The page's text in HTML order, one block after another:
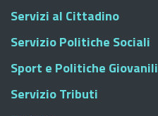
Servizi al Cittadino
Servizio Politiche Sociali
Sport e Politiche Giovanili
Servizio Tributi